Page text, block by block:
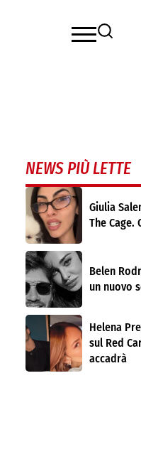
NEWS PIÙ LETTE
Giulia
The Cage.
Belen
un nuovo
Helena
sul Red
accadrà